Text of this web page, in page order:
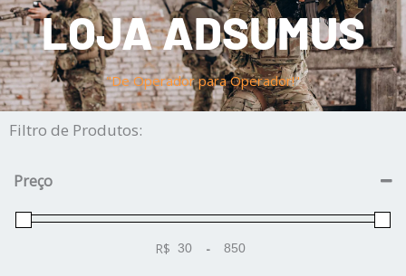
LOJA ADSUMUS
"De Operador para Operador!"
Filtro de Produtos:
Preço
R$ -